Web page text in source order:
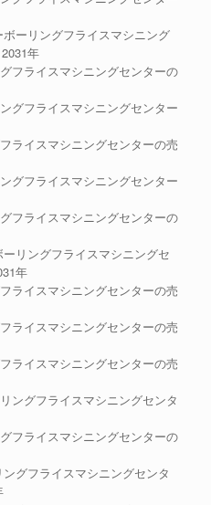
ーリングフライスマシニング
年
フライスマシニングセンターの
グフライスマシニングセンター
ライスマシニングセンターの売
グフライスマシニングセンター
フライスマシニングセンターの
リングフライスマシニングセ
年
ライスマシニングセンターの売
ライスマシニングセンターの売
ライスマシニングセンターの売
ングフライスマシニングセンタ
フライスマシニングセンターの
グフライスマシニングセンタ